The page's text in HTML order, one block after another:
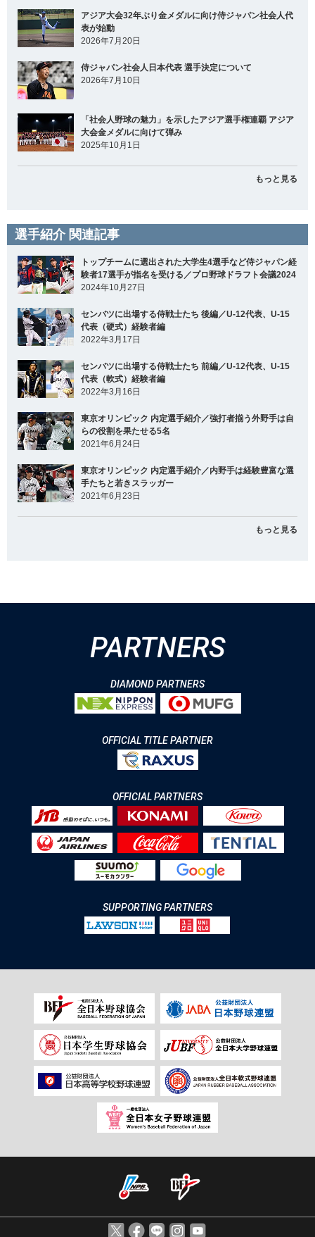
アジア大会32年ぶり金メダルに向け侍ジャパン社会人代
表が始動
2026年7月20日
侍ジャパン社会人日本代表 選手決定について
2026年7月10日
「社会人野球の魅力」を示したアジア選手権連覇 アジア
大会金メダルに向けて弾み
2025年10月1日
もっと見る
選手紹介 関連記事
トップチームに選出された大学生4選手など侍ジャパン経
験者17選手が指名を受ける／プロ野球ドラフト会議2024
2024年10月27日
センバツに出場する侍戦士たち 後編／U-12代表、U-15
代表（硬式）経験者編
2022年3月17日
センバツに出場する侍戦士たち 前編／U-12代表、U-15
代表（軟式）経験者編
2022年3月16日
東京オリンピック 内定選手紹介／強打者揃う外野手は自
らの役割を果たせる5名
2021年6月24日
東京オリンピック 内定選手紹介／内野手は経験豊富な選
手たちと若きスラッガー
2021年6月23日
もっと見る
PARTNERS
DIAMOND PARTNERS
OFFICIAL TITLE PARTNER
OFFICIAL PARTNERS
SUPPORTING PARTNERS